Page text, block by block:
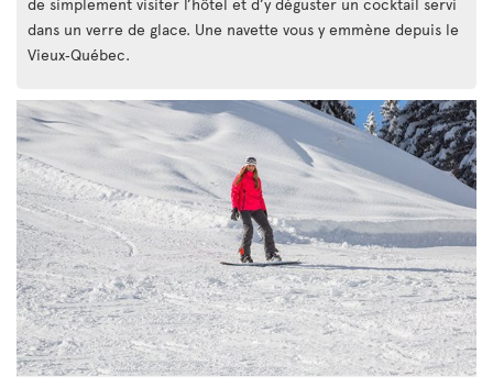
dans un verre de glace. Une navette vous y emmène depuis le
Vieux‑Québec.